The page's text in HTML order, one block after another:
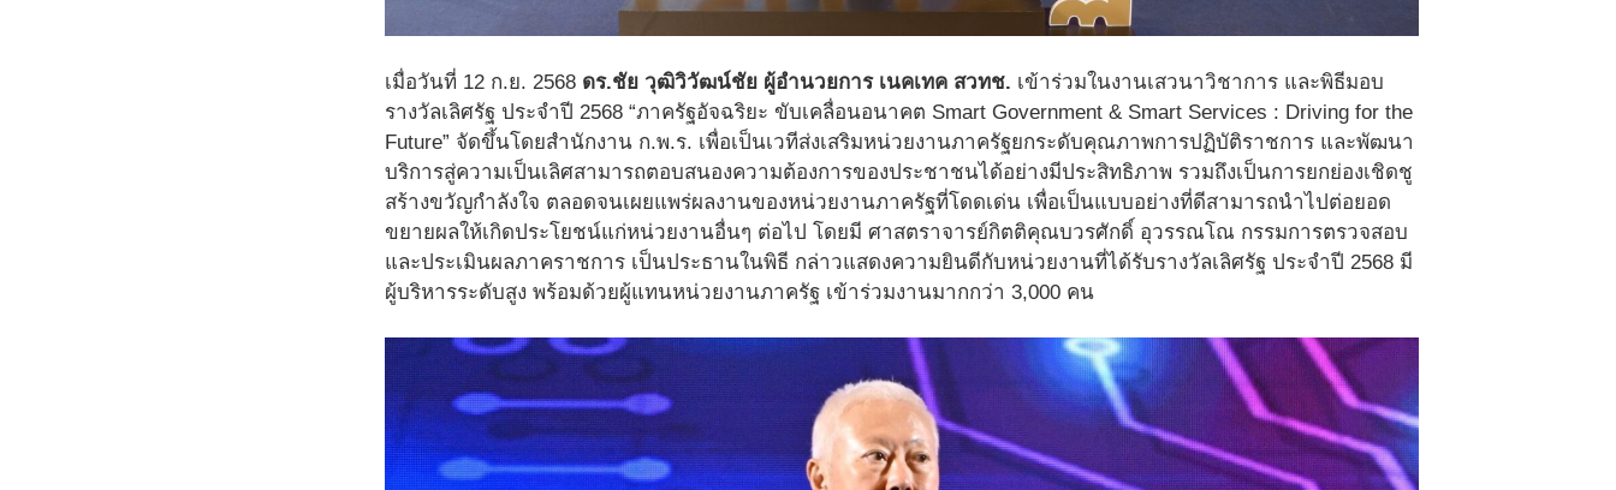
เมื่อวันที่ 12 ก.ย. 2568 ดร.ชัย วุฒิวิวัฒน์ชัย ผู้อำนวยการ เนคเทค สวทช. เข้าร่วมในงานเสวนาวิชาการ และพิธีมอบ
รางวัลเลิศรัฐ ประจำปี 2568 “ภาครัฐอัจฉริยะ ขับเคลื่อนอนาคต Smart Government & Smart Services : Driving for the
Future” จัดขึ้นโดยสำนักงาน ก.พ.ร. เพื่อเป็นเวทีส่งเสริมหน่วยงานภาครัฐยกระดับคุณภาพการปฏิบัติราชการ และพัฒนา
บริการสู่ความเป็นเลิศสามารถตอบสนองความต้องการของประชาชนได้อย่างมีประสิทธิภาพ รวมถึงเป็นการยกย่องเชิดชู
สร้างขวัญกำลังใจ ตลอดจนเผยแพร่ผลงานของหน่วยงานภาครัฐที่โดดเด่น เพื่อเป็นแบบอย่างที่ดีสามารถนำไปต่อยอด
ขยายผลให้เกิดประโยชน์แก่หน่วยงานอื่นๆ ต่อไป โดยมี ศาสตราจารย์กิตติคุณบวรศักดิ์ อุวรรณโณ กรรมการตรวจสอบ
และประเมินผลภาคราชการ เป็นประธานในพิธี กล่าวแสดงความยินดีกับหน่วยงานที่ได้รับรางวัลเลิศรัฐ ประจำปี 2568 มี
ผู้บริหารระดับสูง พร้อมด้วยผู้แทนหน่วยงานภาครัฐ เข้าร่วมงานมากกว่า 3,000 คน